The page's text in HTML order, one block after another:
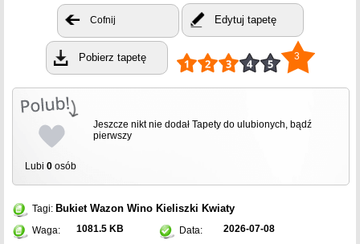
Cofnij Edytuj tapetę
Pobierz tapetę 3
Lubi 0 osób
Jeszcze nikt nie dodał Tapety do ulubionych, bądź
pierwszy
Tagi: Bukiet Wazon Wino Kieliszki Kwiaty
Waga: 1081.5 KB Data: 2026-07-08